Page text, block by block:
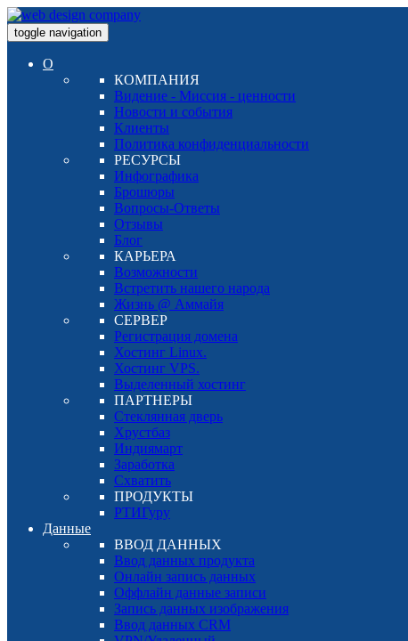
toggle navigation
О
КОМПАНИЯ
Видение - Миссия - ценности
Новости и события
Клиенты
Политика конфиденциальности
РЕСУРСЫ
Инфографика
Брошюры
Вопросы-Ответы
Отзывы
Блог
КАРЬЕРА
Возможности
Встретить нашего народа
Жизнь @ Аммайя
СЕРВЕР
Регистрация домена
Хостинг Linux.
Хостинг VPS.
Выделенный хостинг
ПАРТНЕРЫ
Стеклянная дверь
Хрустбаз
Индиямарт
Заработка
Схватить
ПРОДУКТЫ
РТИГуру
Данные
ВВОД ДАННЫХ
Ввод данных продукта
Онлайн запись данных
Оффлайн данные записи
Запись данных изображения
Ввод данных CRM